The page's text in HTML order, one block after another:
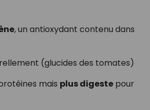
, un antioxydant contenu dans
(glucides des tomates)
mais plus digestepour